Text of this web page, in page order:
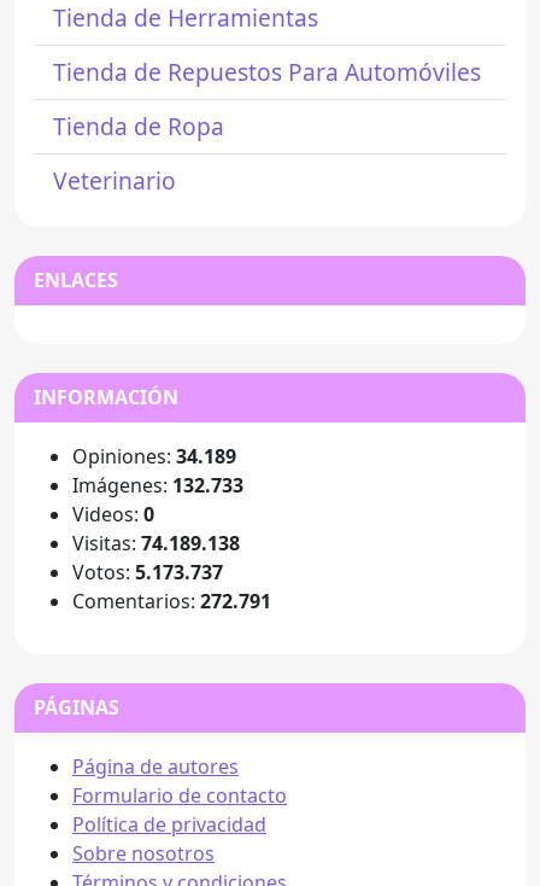
Tienda de Herramientas
Tienda de Repuestos Para Automóviles
Tienda de Ropa
Veterinario
ENLACES
INFORMACIÓN
Opiniones: 34.189
Imágenes: 132.733
Videos: 0
Visitas: 74.189.138
Votos: 5.173.737
Comentarios: 272.791
PÁGINAS
Página de autores
Formulario de contacto
Política de privacidad
Sobre nosotros